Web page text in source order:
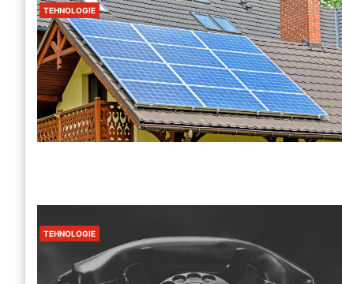
TEHNOLOGIE
TEHNOLOGIE